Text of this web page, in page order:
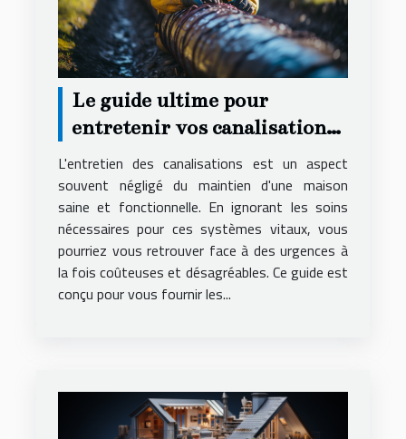
Le guide ultime pour
entretenir vos canalisations
et éviter les urgences
L'entretien des canalisations est un aspect
souvent négligé du maintien d'une maison
saine et fonctionnelle. En ignorant les soins
nécessaires pour ces systèmes vitaux, vous
pourriez vous retrouver face à des urgences à
la fois coûteuses et désagréables. Ce guide est
conçu pour vous fournir les...